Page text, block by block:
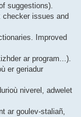
suggestions).
issues and
Improved
ar program...).
er geriadur
niverel, adwelet
ar goulev-staliañ,